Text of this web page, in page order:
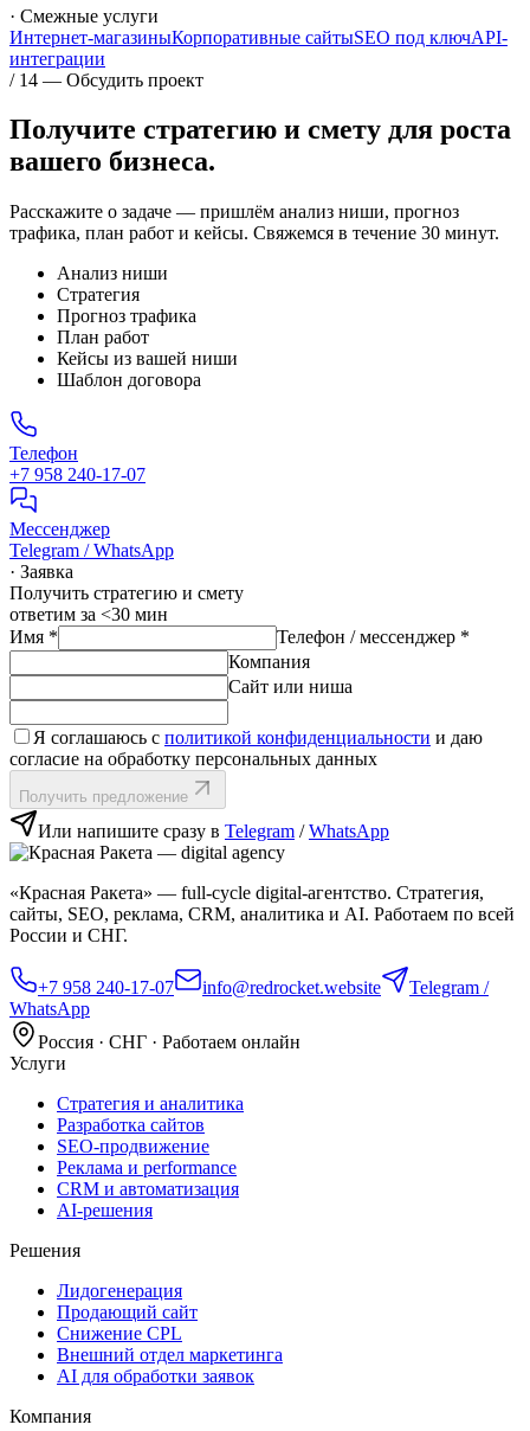
· Смежные услуги
Интернет-магазиныКорпоративные сайтыSEO под ключAPI-
интеграции
/ 14 — Обсудить проект
Получите стратегию и смету для роста
вашего бизнеса.
Расскажите о задаче — пришлём анализ ниши, прогноз
трафика, план работ и кейсы. Свяжемся в течение 30 минут.
Анализ ниши
Стратегия
Прогноз трафика
План работ
Кейсы из вашей ниши
Шаблон договора
Телефон
+7 958 240‑17‑07
Мессенджер
Telegram / WhatsApp
· Заявка
Получить стратегию и смету
ответим за <30 мин
Имя * Телефон / мессенджер *
Компания
Сайт или ниша
Я соглашаюсь с политикой конфиденциальности и даю
согласие на обработку персональных данных
Получить предложение
Или напишите сразу в Telegram /WhatsApp
«Красная Ракета» — full‑cycle digital‑агентство. Стратегия,
сайты, SEO, реклама, CRM, аналитика и AI. Работаем по всей
России и СНГ.
+7 958 240‑17‑07 info@redrocket.website
Telegram /
WhatsApp
Россия · СНГ · Работаем онлайн
Услуги
Стратегия и аналитика
Разработка сайтов
SEO‑продвижение
Реклама и performance
CRM и автоматизация
AI‑решения
Решения
Лидогенерация
Продающий сайт
Снижение CPL
Внешний отдел маркетинга
AI для обработки заявок
Компания